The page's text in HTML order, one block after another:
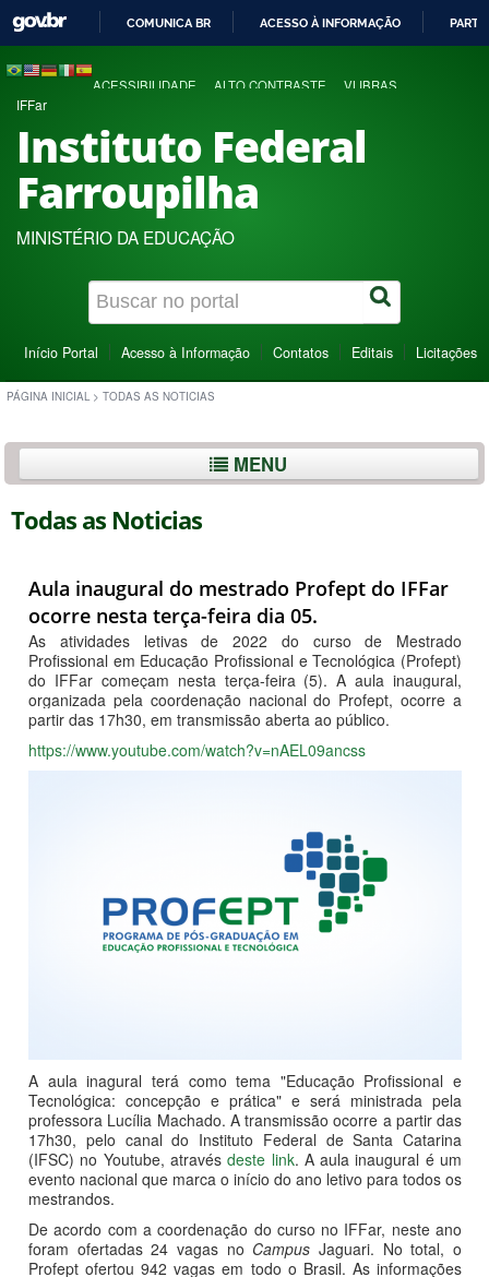
COMUNICA BR ACESSO À INFORMAÇÃO
ACESSIBILIDADE ALTO CONTRASTE VLIBRAS
IFFar
Instituto Federal
Farroupilha
MINISTÉRIO DA EDUCAÇÃO
Início Portal Acesso à Informação Contatos Editais Licitações
PÁGINA INICIAL > TODAS AS NOTICIAS
MENU
Todas as Noticias
Aula inaugural do mestrado Profept do IFFar
ocorre nesta terça-feira dia 05.
As atividades letivas de 2022 do curso de Mestrado
Profissional em Educação Profissional e Tecnológica (Profept)
do IFFar começam nesta terça-feira (5). A aula inaugural,
organizada pela coordenação nacional do Profept, ocorre a
partir das 17h30, em transmissão aberta ao público.
https://www.youtube.com/watch?v=nAEL09ancss
A aula inagural terá como tema "Educação Profissional e
Tecnológica: concepção e prática" e será ministrada pela
professora Lucília Machado. A transmissão ocorre a partir das
17h30, pelo canal do Instituto Federal de Santa Catarina
(IFSC) no Youtube, atravésdeste link. A aula inaugural é um
evento nacional que marca o início do ano letivo para todos os
mestrandos.
De acordo com a coordenação do curso no IFFar, neste ano
foram ofertadas 24 vagas no Campus Jaguari. No total, o
Profept ofertou 942 vagas em todo o Brasil. As informações